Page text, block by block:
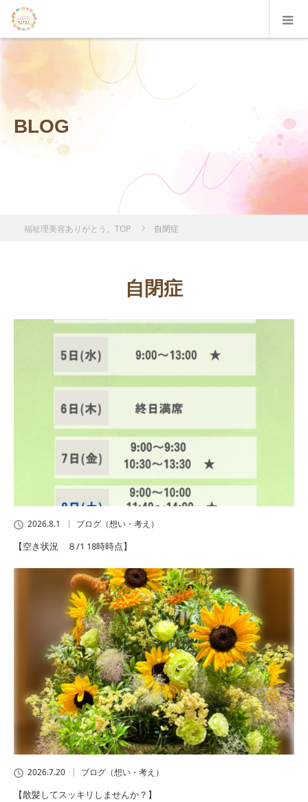
BLOG
福祉理美容ありがとう。TOP 自閉症
自閉症
2026.8.1 ブログ（想い・考え）
【空き状況 ８/1 18時時点】
2026.7.20 ブログ（想い・考え）
【散髪してスッキリしませんか？】